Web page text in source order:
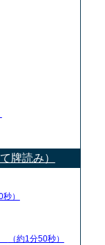
牌読み）
）
（約1分50秒）